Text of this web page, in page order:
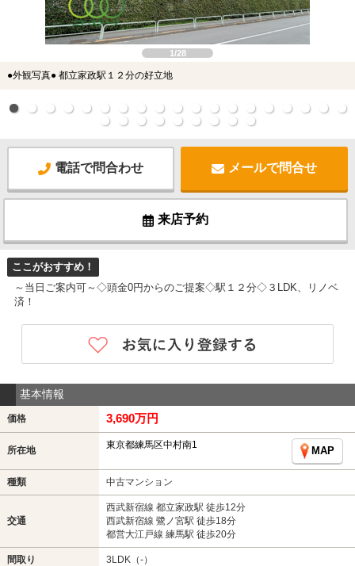
1/28
●外観写真● 都立家政駅１２分の好立地
電話で問合わせ メールで問合せ
来店予約
ここがおすすめ！
～当日ご案内可～◇頭金0円からのご提案◇駅１２分◇３LDK、リノベ
済！
基本情報
価格 3,690万円
所在地 東京都練馬区中村南1
MAP
種類 中古マンション
交通
西武新宿線 都立家政駅 徒歩12分
西武新宿線 鷺ノ宮駅 徒歩18分
都営大江戸線 練馬駅 徒歩20分
間取り 3LDK（-）